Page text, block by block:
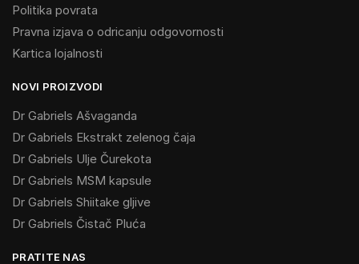
Politika povrata
Pravna izjava o odricanju odgovornosti
Kartica lojalnosti
NOVI PROIZVODI
Dr Gabriels Ašvaganda
Dr Gabriels Ekstrakt zelenog čaja
Dr Gabriels Ulje Čurekota
Dr Gabriels MSM kapsule
Dr Gabriels Shiitake gljive
Dr Gabriels Čistač Pluća
PRATITE NAS